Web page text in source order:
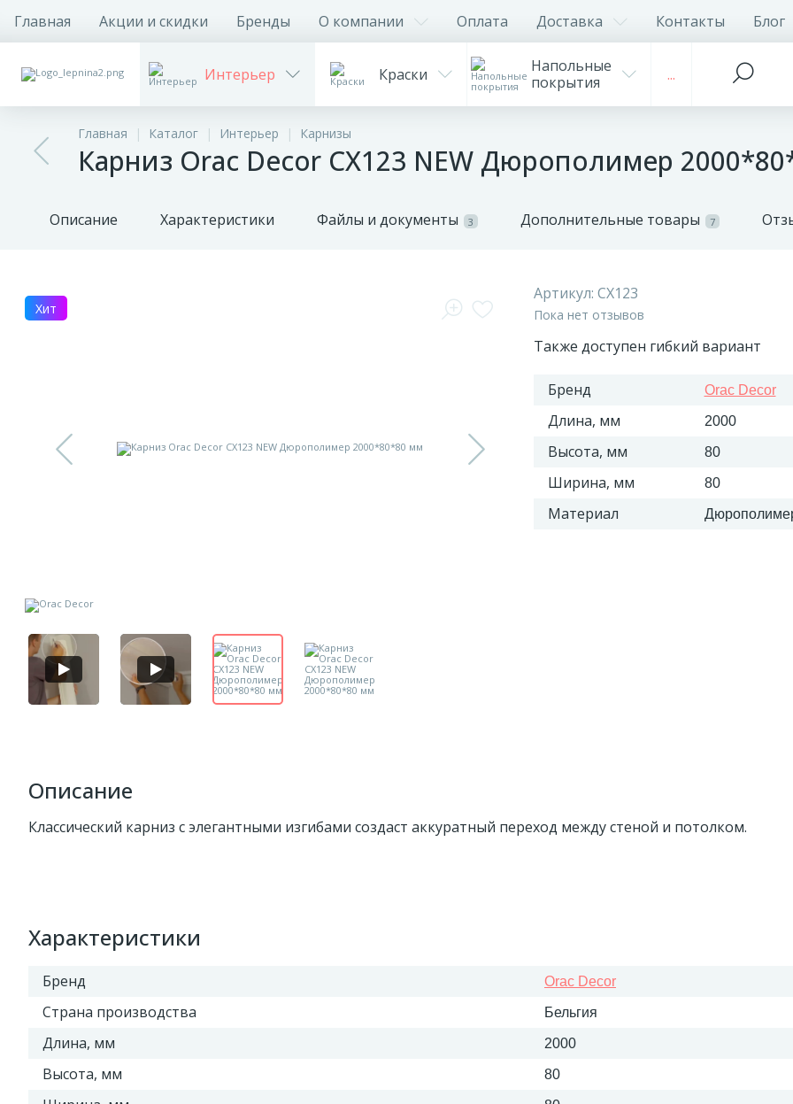
Главная Акции и скидки Бренды О компании Оплата Доставка Контакты Блог
Интерьер Краски
Напольные
покрытия
...
Главная Каталог Интерьер Карнизы
Карниз Orac Decor CX123 NEW Дюрополимер
Описание Характеристики Файлы и документы 3 Дополнительные товары 7
Хит
Артикул: CX123
Пока нет отзывов
Также доступен гибкий вариант
Бренд Orac Decor
Длина, мм 2000
Высота, мм 80
Ширина, мм 80
Материал
Описание
Классический карниз с элегантными изгибами создаст аккуратный переход между стеной и потолком.
Характеристики
Бренд Orac Decor
Страна производства Бельгия
Длина, мм 2000
Высота, мм 80